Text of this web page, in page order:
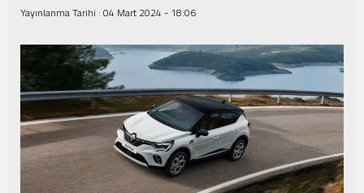
Yayınlanma Tarihi : 04 Mart 2024 - 18:06